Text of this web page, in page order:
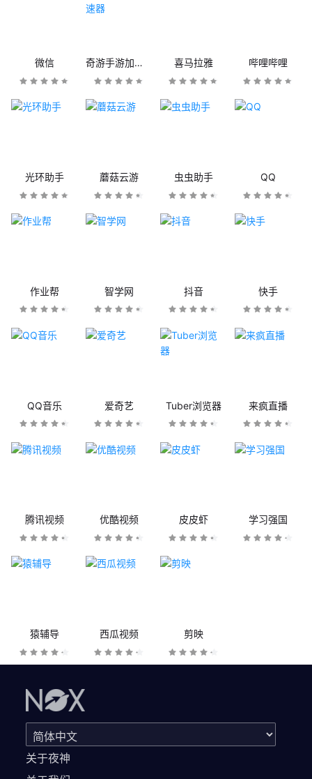
微信 奇游手游加速器 喜马拉雅 哔哩哔哩
光环助手 蘑菇云游 虫虫助手 QQ
作业帮 智学网 抖音 快手
QQ音乐 爱奇艺 Tuber浏览器 来疯直播
腾讯视频 优酷视频 皮皮虾 学习强国
猿辅导 西瓜视频 剪映
关于夜神